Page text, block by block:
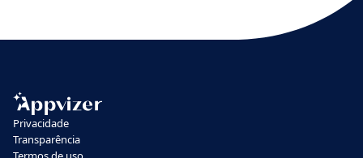
Privacidade
Transparência